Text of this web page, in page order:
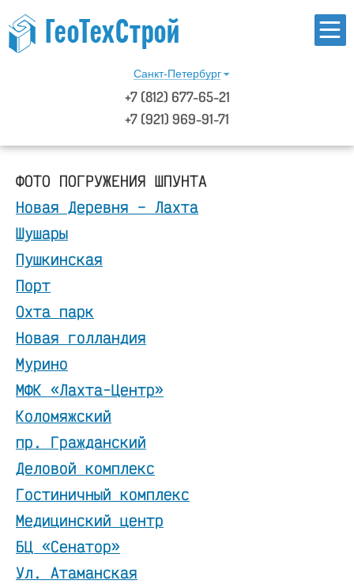
Санкт-Петербург
+7 (812) 677-65-21
+7 (921) 969-91-71
ФОТО ПОГРУЖЕНИЯ ШПУНТА
Новая Деревня – Лахта
Шушары
Пушкинская
Порт
Охта парк
Новая голландия
Мурино
МФК «Лахта-Центр»
Коломяжский
пр. Гражданский
Деловой комплекс
Гостиничный комплекс
Медицинский центр
БЦ «Сенатор»
Ул. Атаманская